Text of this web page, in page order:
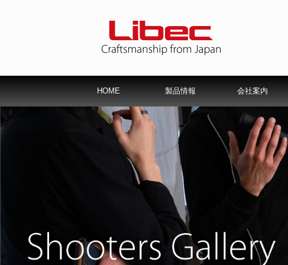
HOME 製品情報 会社案内
会社概要 会社の歩み
サービスパーツ一覧 仕様書
修理について Libec保証規定